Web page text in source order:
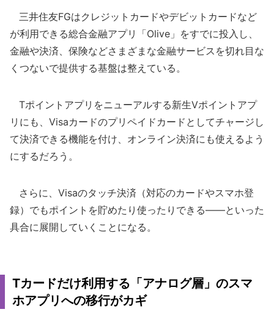
三井住友FGはクレジットカードやデビットカードなど
が利用できる総合金融アプリ「Olive」をすでに投入し、
金融や決済、保険などさまざまな金融サービスを切れ目な
くつないで提供する基盤は整えている。
Tポイントアプリをニューアルする新生Vポイントアプ
リにも、Visaカードのプリペイドカードとしてチャージし
て決済できる機能を付け、オンライン決済にも使えるよう
にするだろう。
さらに、Visaのタッチ決済（対応のカードやスマホ登
録）でもポイントを貯めたり使ったりできる――といった
具合に展開していくことになる。
Tカードだけ利用する「アナログ層」のスマ
ホアプリへの移行がカギ